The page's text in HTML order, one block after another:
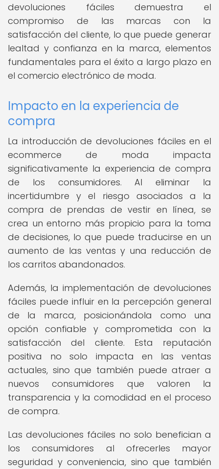
devoluciones fáciles demuestra el
compromiso de las marcas con la
satisfacción del cliente, lo que puede generar
lealtad y confianza en la marca, elementos
fundamentales para el éxito a largo plazo en
el comercio electrónico de moda.
Impacto en la experiencia de
compra
La introducción de devoluciones fáciles en el
ecommerce de moda impacta
significativamente la experiencia de compra
de los consumidores. Al eliminar la
incertidumbre y el riesgo asociados a la
compra de prendas de vestir en línea, se
crea un entorno más propicio para la toma
de decisiones, lo que puede traducirse en un
aumento de las ventas y una reducción de
los carritos abandonados.
Además, la implementación de devoluciones
fáciles puede influir en la percepción general
de la marca, posicionándola como una
opción confiable y comprometida con la
satisfacción del cliente. Esta reputación
positiva no solo impacta en las ventas
actuales, sino que también puede atraer a
nuevos consumidores que valoren la
transparencia y la comodidad en el proceso
de compra.
Las devoluciones fáciles no solo benefician a
los consumidores al ofrecerles mayor
seguridad y conveniencia, sino que también